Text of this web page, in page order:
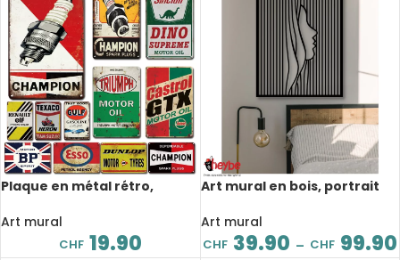
Plaque en métal rétro,
Art mural
CHF 19.90
Art mural en bois, portrait
verticales, design moderne
Art mural
CHF 39.90 – CHF 99.90